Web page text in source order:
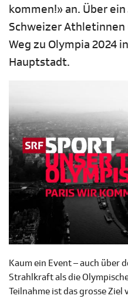
kommen!» an. Über
Schweizer
Weg zu Olympia 2024
Hauptstadt.
Kaum ein Event – auch über
Strahlkraft als die
Teilnahme ist das grosse